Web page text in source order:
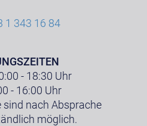
1 343 16 84
- 18:30 Uhr
- 16:00 Uhr
sind nach Absprache
möglich.